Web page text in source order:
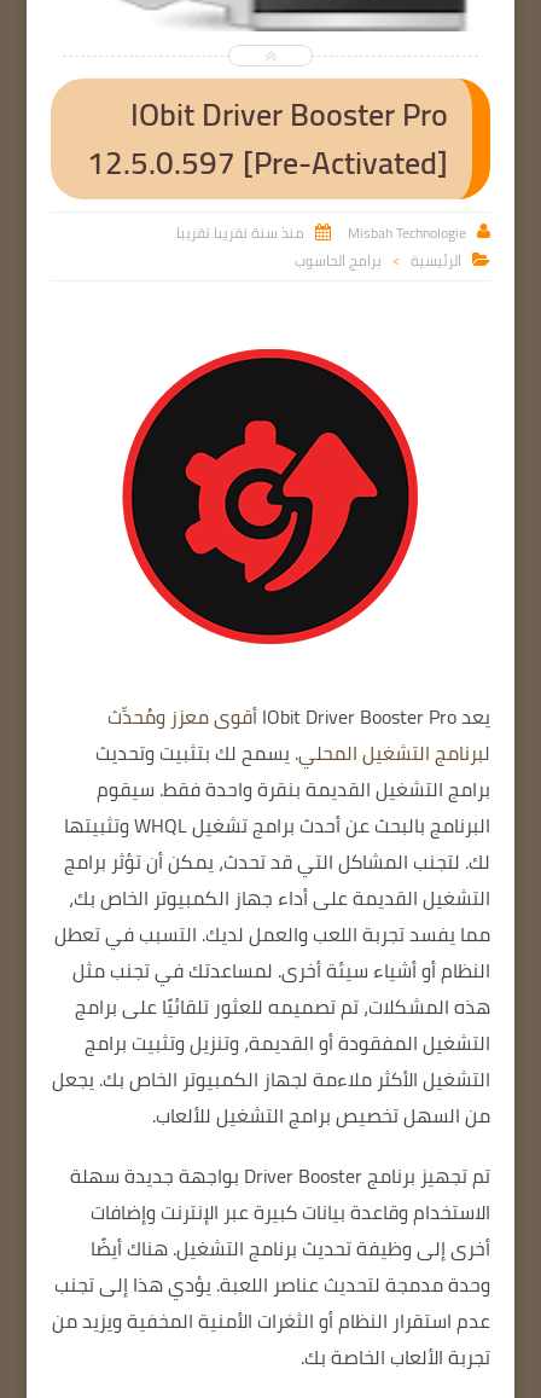
IObit Driver Booster Pro
12.5.0.597 [Pre-Activated]

Misbah Technologie
 منذ سنة تقريبا تقريبا
 الرئيسية > برامج الحاسوب
يعد IObit Driver Booster Pro
أقوى معزز ومُحدِّث
لبرنامج التشغيل المحلي.يسمح لك بتثبيت وتحديث
برامج التشغيل القديمة بنقرة واحدة فقط. سيقوم
البرنامج بالبحث عن أحدث برامج تشغيل WHQL وتثبيتها
لك. لتجنب المشاكل التي قد تحدث،يمكن أن تؤثر برامج
التشغيل القديمة على أداء جهاز الكمبيوتر الخاص بك،
مما يفسد تجربة اللعب والعمل لديك. التسبب في تعطل
النظام أو أشياء سيئة أخرى. لمساعدتك في تجنب مثل
هذه المشكلات، تم تصميمه للعثور تلقائيًا على برامج
التشغيل المفقودة أو القديمة، وتنزيل وتثبيت برامج
التشغيل الأكثر ملاءمة لجهاز الكمبيوتر الخاص بك.يجعل
من السهل تخصيص برامج التشغيل للألعاب.
تم تجهيز برنامج Driver Booster
بواجهة جديدة سهلة
الاستخدام وقاعدة بيانات كبيرة عبر الإنترنت وإضافات
أخرى إلى وظيفة تحديث برنامج التشغيل.هناك أيضًا
وحدة مدمجة لتحديث عناصر اللعبة.يؤدي هذا إلى تجنب
عدم استقرار النظام أو الثغرات الأمنية المخفية ويزيد من
تجربة الألعاب الخاصة بك.